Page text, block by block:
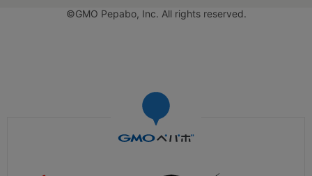
©GMO Pepabo, Inc. All rights reserved.